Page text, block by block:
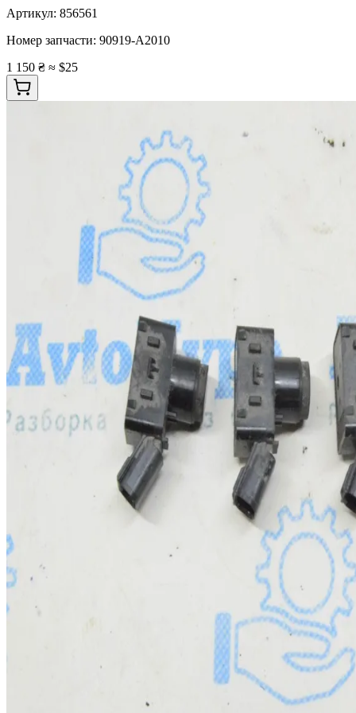
Артикул: 856561
Номер запчасти: 90919-A2010
1 150 ₴ ≈ $25